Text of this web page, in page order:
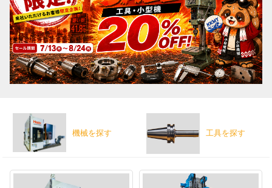
機械を探す 工具を探す